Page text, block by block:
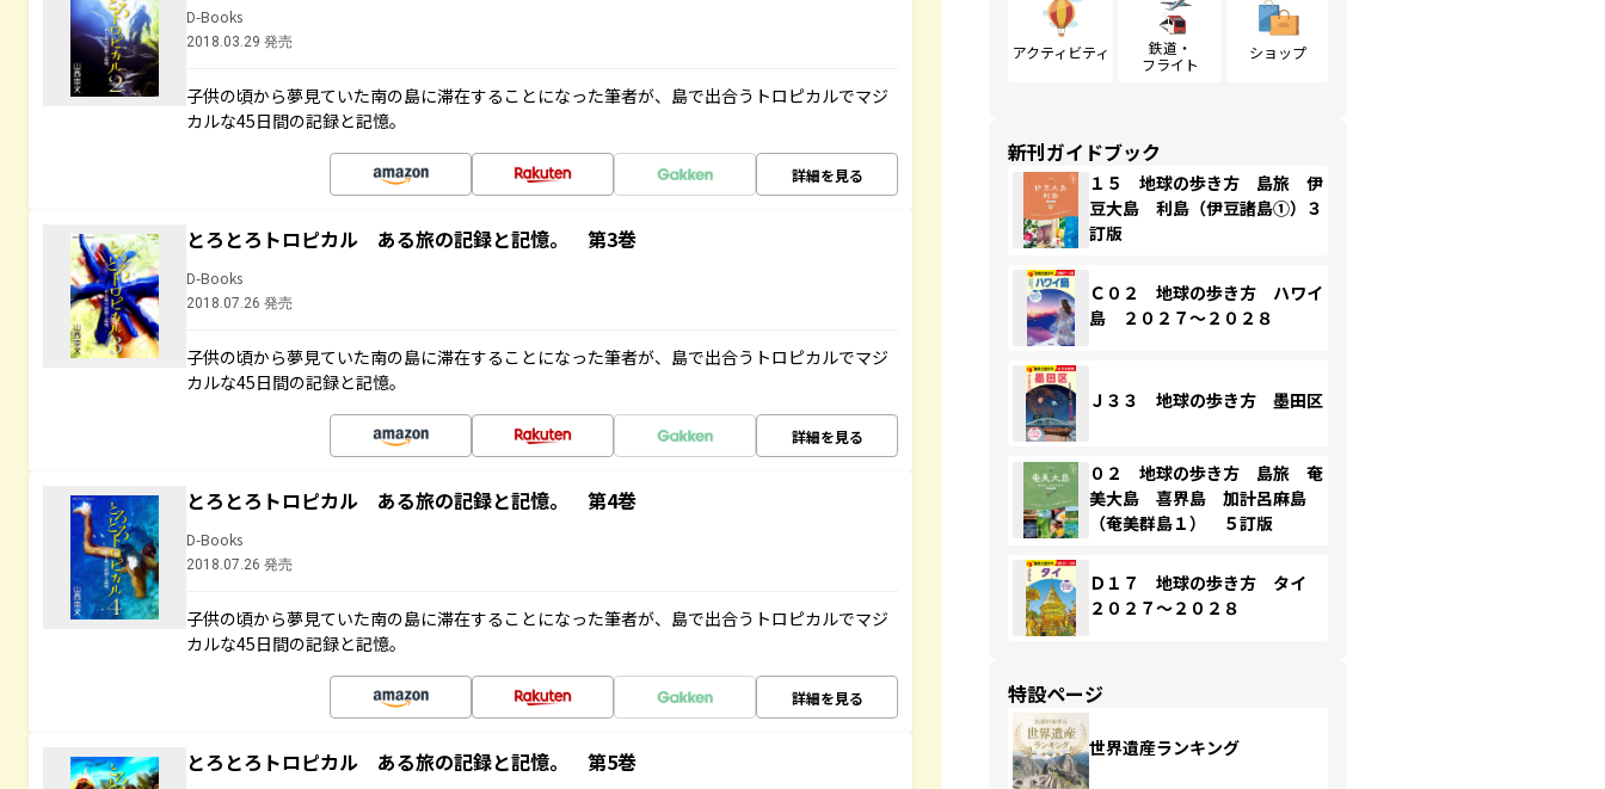
D-Books
2018.03.29 発売
子供の頃から夢見ていた南の島に滞在することになった筆者が、島で出合うトロピカルでマジ
カルな45日間の記録と記憶。
詳細を見る
とろとろトロピカル ある旅の記録と記憶。 第3巻
D-Books
2018.07.26 発売
子供の頃から夢見ていた南の島に滞在することになった筆者が、島で出合うトロピカルでマジ
カルな45日間の記録と記憶。
詳細を見る
とろとろトロピカル ある旅の記録と記憶。 第4巻
D-Books
2018.07.26 発売
子供の頃から夢見ていた南の島に滞在することになった筆者が、島で出合うトロピカルでマジ
カルな45日間の記録と記憶。
詳細を見る
とろとろトロピカル ある旅の記録と記憶。 第5巻
アクティビティ
鉄道・
フライト
ショップ
新刊ガイドブック
１５ 地球の歩き方 島旅 伊
豆大島 利島（伊豆諸島①）３
訂版
Ｃ０２ 地球の歩き方 ハワイ
島 ２０２７～２０２８
Ｊ３３ 地球の歩き方 墨田区
０２ 地球の歩き方 島旅 奄
美大島 喜界島 加計呂麻島
（奄美群島１） ５訂版
Ｄ１７ 地球の歩き方 タイ
２０２７～２０２８
特設ページ
世界遺産ランキング